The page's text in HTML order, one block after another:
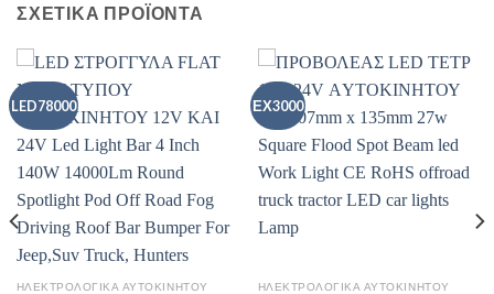
ΣΧΕΤΙΚΑ ΠΡΟΪΟΝΤΑ
LED78000
ΗΛΕΚΤΡΟΛΟΓΙΚΑ ΑΥΤΟΚΙΝΗΤΟΥ
ΕΧ3000
ΗΛΕΚΤΡΟΛΟΓΙΚΑ ΑΥΤΟΚΙΝΗΤΟΥ